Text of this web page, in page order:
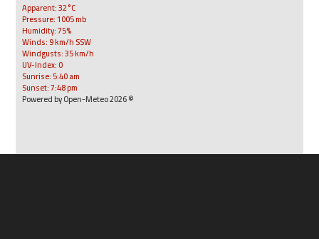
Apparent: 32°C
Pressure: 1005 mb
Humidity: 75%
Winds: 9 km/h SSW
Windgusts: 35 km/h
UV-Index: 0
Sunrise: 5:40 am
Sunset: 7:48 pm
© 2026 Powered by Open-Meteo